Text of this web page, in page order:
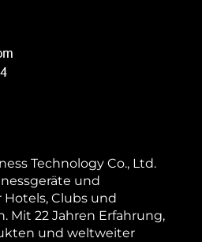
Technology Co., Ltd.
und
Clubs und
Mit 22 Jahren Erfahrung,
und weltweiter